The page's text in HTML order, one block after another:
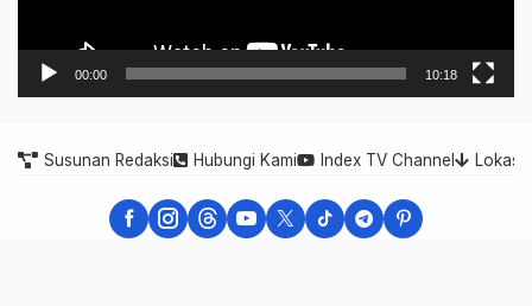
00:00 10:18
Susunan Redaksi Hubungi Kami Index TV Channel Lokasi